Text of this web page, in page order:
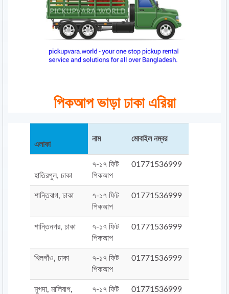
পিকআপ ভাড়া ঢাকা এরিয়া
এলাকা
নাম মোবাইল নম্বর
হাতিরপুল, ঢাকা
৭-১৭ ফিট
পিকআপ
01771536999
শান্তিবাগ, ঢাকা
৭-১৭ ফিট
পিকআপ
01771536999
শান্তিনগর, ঢাকা
৭-১৭ ফিট
পিকআপ
01771536999
খিলগাঁও, ঢাকা
৭-১৭ ফিট
পিকআপ
01771536999
মুগদা, মালিবাগ,
৭-১৭ ফিট
01771536999